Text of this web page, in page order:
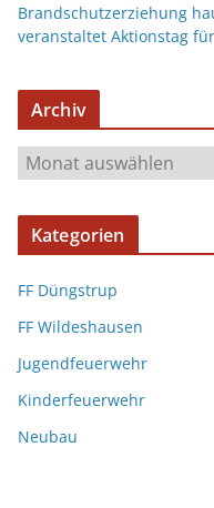
Brandschutzerziehung
veranstaltet Aktionstag
Archiv
Kategorien
FF Düngstrup
FF Wildeshausen
Jugendfeuerwehr
Kinderfeuerwehr
Neubau